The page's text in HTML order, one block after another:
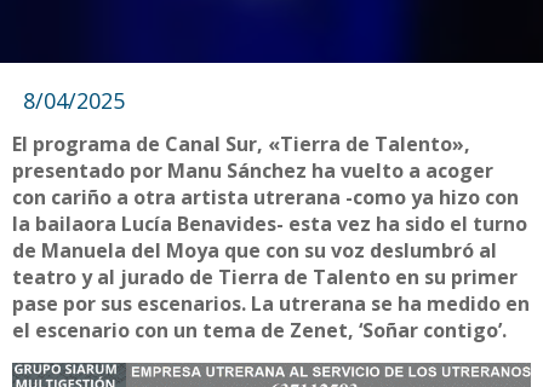
8/04/2025
El programa de Canal Sur, «Tierra de Talento»,
presentado por Manu Sánchez ha vuelto a acoger
con cariño a otra artista utrerana -como ya hizo con
la bailaora Lucía Benavides- esta vez ha sido el turno
de Manuela del Moya que con su voz deslumbró al
teatro y al jurado de Tierra de Talento en su primer
pase por sus escenarios. La utrerana se ha medido en
el escenario con un tema de Zenet, ‘Soñar contigo’.